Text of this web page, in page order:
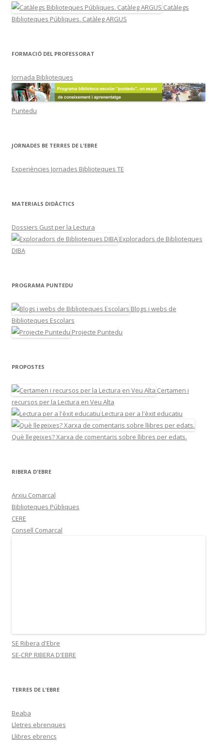
Catàlegs
Biblioteques Públiques. Catàleg ARGUS
FORMACIÓ DEL PROFESSORAT
Jornada Biblioteques
Puntedu
JORNADES BE TERRES DE L'EBRE
Experiències Jornades Biblioteques TE
MATERIALS DIDÀCTICS
Dossiers Gust per la Lectura
Exploradors de Biblioteques
DIBA
PROGRAMA PUNTEDU
Blogs i webs de
Biblioteques Escolars
Projecte Puntedu
PROPOSTES
Certamen i
recursos per la Lectura en Veu Alta
Lectura per a l'èxit educatiu
Què llegeixes? Xarxa de comentaris sobre llibres per edats.
RIBERA D'EBRE
Arxiu Comarcal
Biblioteques Públiques
CERE
Consell Comarcal
SE Ribera d'Ebre
SE-CRP RIBERA D'EBRE
TERRES DE L'EBRE
Beaba
Lletres ebrenques
Llibres ebrencs